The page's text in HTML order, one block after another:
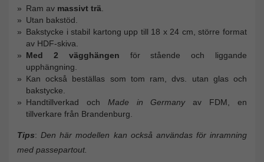
Ram av massivt trä
Utan bakstöd.
Bakstycke i stabil kartong upp till 18 x 24 cm, större format
av HDF-skiva.
Med 2 vägghängen för stående och liggande
upphängning.
Kan också beställas som tom ram, dvs. utan glas och
bakstycke.
Handtillverkad och Made in Germanyav FDM, en
tillverkare från Brandenburg.
Tips: Den här modellen kan också användas för inramning
med passepartout.